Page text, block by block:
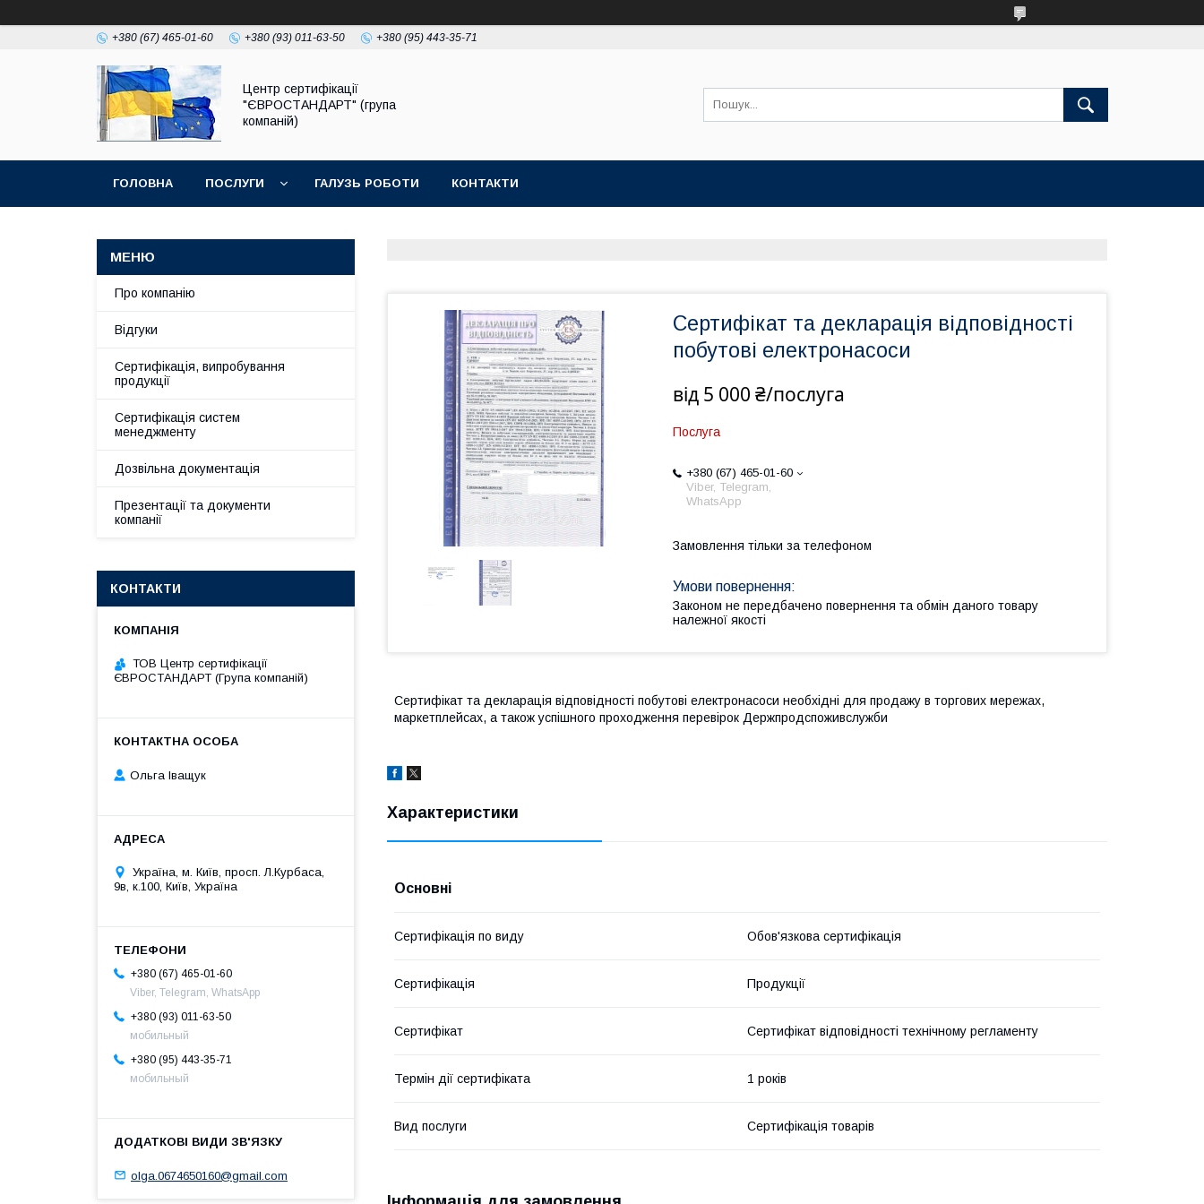
+380 (67) 465-01-60 +380 (93) 011-63-50 +380 (95) 443-35-71
Центр сертифікації
"ЄВРОСТАНДАРТ" (група
компаній)
ГОЛОВНА ПОСЛУГИ ГАЛУЗЬ РОБОТИ КОНТАКТИ
Сертифікат та декларація відповідності
побутові електронасоси
від 5 000 ₴/послуга
Послуга
+380 (67) 465-01-60
Viber, Telegram,
WhatsApp
Замовлення тільки за телефоном
Законом не передбачено повернення та обмін даного товару
належної якості
Сертифікат та декларація відповідності побутові електронасоси необхідні для продажу в торгових мережах,
маркетплейсах, а також успішного проходження перевірок Держпродспоживслужби
Характеристики
Основні
Сертифікація по виду Обов'язкова сертифікація
Сертифікація Продукції
Сертифікат Сертифікат відповідності технічному регламенту
Термін дії сертифіката 1 років
Вид послуги Сертифікація товарів
Про компанію
Відгуки
Сертифікація, випробування
продукції
Сертифікація систем
менеджменту
Дозвільна документація
Презентації та документи
компанії
КОНТАКТИ
ТОВ Центр сертифікації
ЄВРОСТАНДАРТ (Група компаній)
Ольга Іващук
Україна, м. Київ, просп. Л.Курбаса,
9в, к.100, Київ, Україна
+380 (67) 465-01-60
Viber, Telegram, WhatsApp
+380 (93) 011-63-50
мобильный
+380 (95) 443-35-71
мобильный
olga.0674650160@gmail.com